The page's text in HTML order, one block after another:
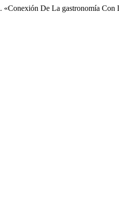
De La gastronomía Con